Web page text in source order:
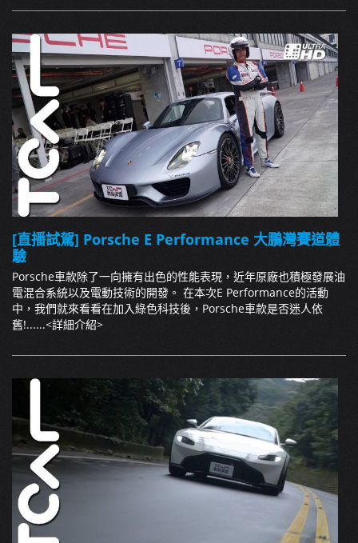
[直播試駕] Porsche E Performance 大鵬灣賽道體
驗
Porsche車款除了一向擁有出色的性能表現，近年原廠也積極發展油
電混合系統以及電動技術的開發。 在本次E Performance的活動
中，我們就來看看在加入綠色科技後，Porsche車款是否迷人依
舊!......<詳細介紹>